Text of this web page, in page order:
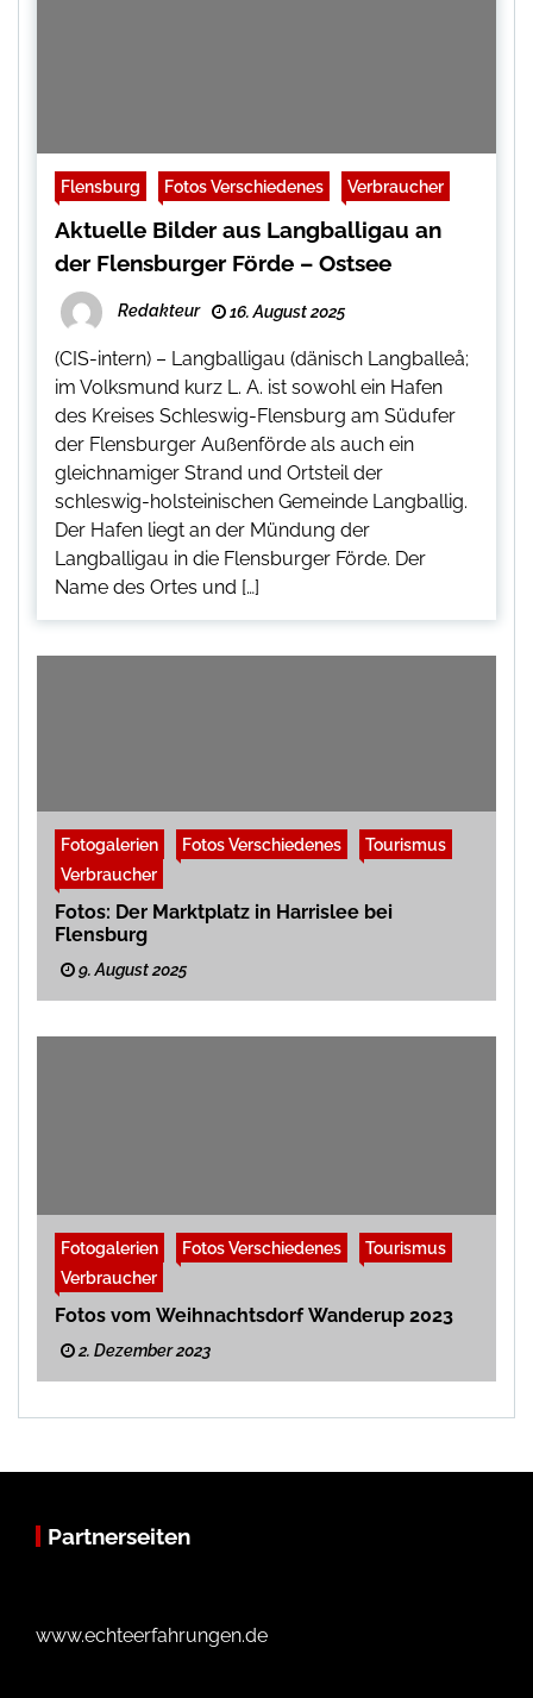
Flensburg Fotos Verschiedenes Verbraucher
Aktuelle Bilder aus Langballigau an
der Flensburger Förde – Ostsee
Redakteur 16. August 2025
(CIS-intern) – Langballigau (dänisch Langballeå;
im Volksmund kurz L. A. ist sowohl ein Hafen
des Kreises Schleswig-Flensburg am Südufer
der Flensburger Außenförde als auch ein
gleichnamiger Strand und Ortsteil der
schleswig-holsteinischen Gemeinde Langballig.
Der Hafen liegt an der Mündung der
Langballigau in die Flensburger Förde. Der
Name des Ortes und […]
Fotogalerien Fotos Verschiedenes
Tourismus
Verbraucher
Fotos: Der Marktplatz in Harrislee bei
Flensburg
9. August 2025
Fotogalerien Fotos Verschiedenes
Tourismus
Verbraucher
Fotos vom Weihnachtsdorf Wanderup 2023
2. Dezember 2023
Partnerseiten
www.echteerfahrungen.de